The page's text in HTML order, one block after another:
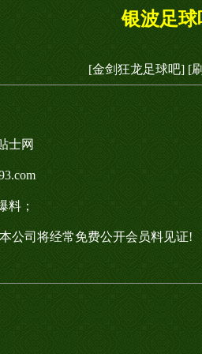
银波足
[金剑狂龙足球吧] [
士网
料；
公司将经常免费公开会员料见证!